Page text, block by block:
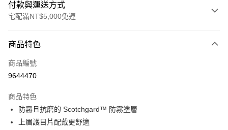
付款與運送方式
宅配滿NT$5,000免運
信用卡一次付款
超商取貨付款
Apple Pay
街口支付
商品特色
商品編號
9644470
商品特色
防霧且抗磨的 Scotchgard™ 防霧塗層
上眉護目片配戴更舒適